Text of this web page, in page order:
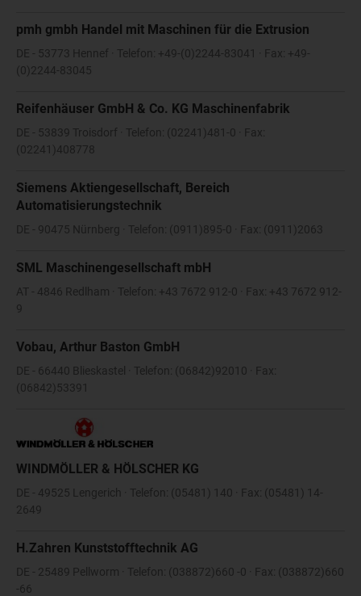
pmh gmbh Handel mit Maschinen für die Extrusion
DE - 53773 Hennef · Telefon: +49-(0)2244-83041 · Fax: +49-
(0)2244-83045
Reifenhäuser GmbH & Co. KG Maschinenfabrik
DE - 53839 Troisdorf · Telefon: (02241)481-0 · Fax:
(02241)408778
Siemens Aktiengesellschaft, Bereich
Automatisierungstechnik
DE - 90475 Nürnberg · Telefon: (0911)895-0 · Fax: (0911)2063
SML Maschinengesellschaft mbH
AT - 4846 Redlham · Telefon: +43 7672 912-0 · Fax: +43 7672 912-
9
Vobau, Arthur Baston GmbH
DE - 66440 Blieskastel · Telefon: (06842)92010 · Fax:
(06842)53391
WINDMÖLLER & HÖLSCHER KG
DE - 49525 Lengerich · Telefon: (05481) 140 · Fax: (05481) 14-
2649
H.Zahren Kunststofftechnik AG
DE - 25489 Pellworm · Telefon: (038872)660 -0 · Fax: (038872)660
-66